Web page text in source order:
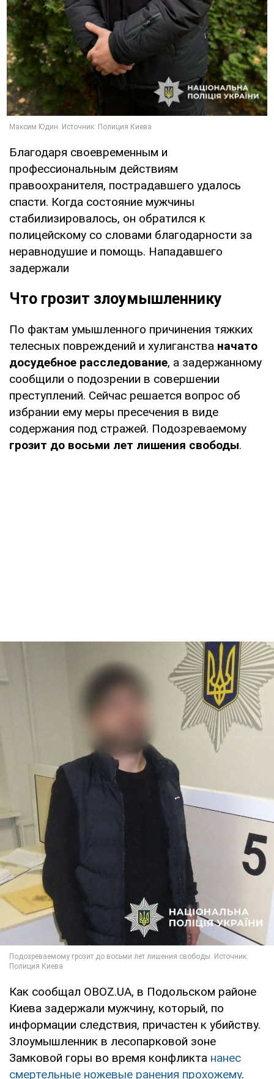
Благодаря своевременным и
профессиональным действиям
правоохранителя, пострадавшего удалось
спасти. Когда состояние мужчины
стабилизировалось, он обратился к
полицейскому со словами благодарности за
неравнодушие и помощь. Нападавшего
задержали
Что грозит злоумышленнику
По фактам умышленного причинения тяжких
телесных повреждений и хулиганства начато
досудебное расследование, а задержанному
сообщили о подозрении в совершении
преступлений. Сейчас решается вопрос об
избрании ему меры пресечения в виде
содержания под стражей. Подозреваемому
грозит до восьми лет лишения свободы.
Как сообщал OBOZ.UA, в Подольском районе
Киева задержали мужчину, который, по
информации следствия, причастен к убийству.
Злоумышленник в лесопарковой зоне
Замковой горы во время конфликта нанес
смертельные ножевые ранения прохожему.